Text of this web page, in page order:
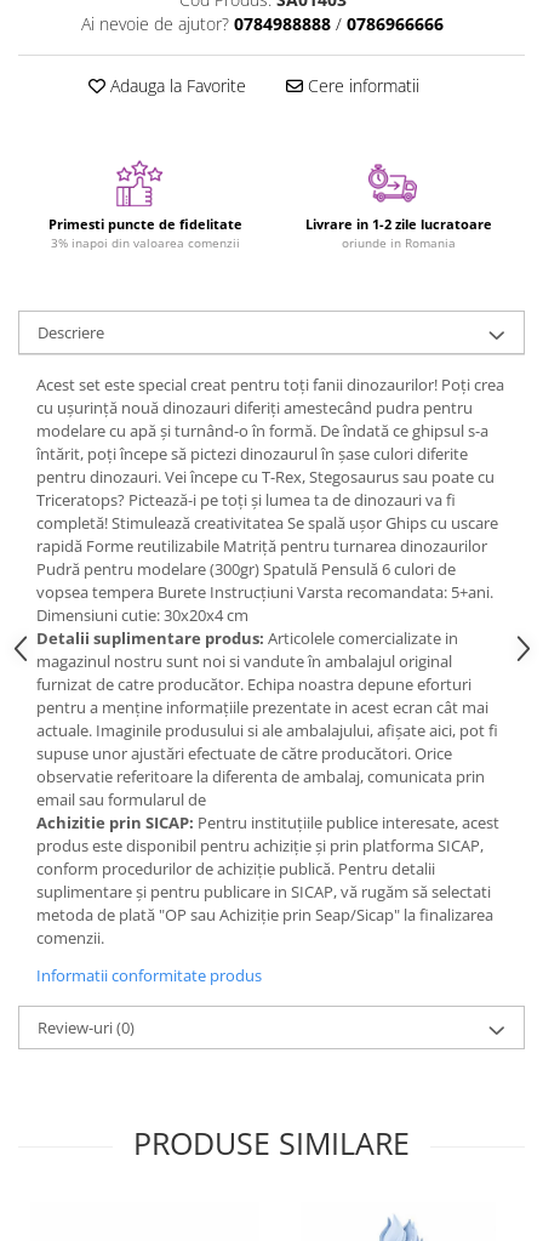
Figurine plus
Figurine
Jucarii Montessori
Jucarii cu alfabet
Jucarii cu cifre
Seturi Numberblocks
Jucarii fructe si legume
Puzzle-uri
Puzzle clasic
Puzzle incastru
Puzzle de podea
IQ puzzle
Jucarii bebelusi
Jucarii de baie
Zornaitoare
Jucarii dentitie
Jucarii senzoriale
Jucarii motrice pentru bebelusi
Saltele de activitati pentru bebe
Jucarii de sortat
Jucarii muzicale bebelusi
Puzzle bebelusi
Ai nevoie de ajutor? 0784988888 / 0786966666
Adauga la Favorite Cere informatii
Primesti puncte de fidelitate
3% inapoi din valoarea comenzii
Livrare in 1-2 zile lucratoare
oriunde in Romania
Descriere
Acest set este special creat pentru toți fanii dinozaurilor! Poți crea
cu ușurință nouă dinozauri diferiți amestecând pudra pentru
modelare cu apă și turnând-o în formă. De îndată ce ghipsul s-a
întărit, poți începe să pictezi dinozaurul în șase culori diferite
pentru dinozauri. Vei începe cu T-Rex, Stegosaurus sau poate cu
Triceratops? Pictează-i pe toți și lumea ta de dinozauri va fi
completă! Stimulează creativitatea Se spală ușor Ghips cu uscare
rapidă Forme reutilizabile Matriță pentru turnarea dinozaurilor
Pudră pentru modelare (300gr) Spatulă Pensulă 6 culori de
vopsea tempera Burete Instrucțiuni Varsta recomandata: 5+ani.
Dimensiuni cutie: 30x20x4 cm
Detalii suplimentare produs: Articolele comercializate in
magazinul nostru sunt noi si vandute în ambalajul original
furnizat de catre producător. Echipa noastra depune eforturi
pentru a menține informațiile prezentate in acest ecran cât mai
actuale. Imaginile produsului si ale ambalajului, afișate aici, pot fi
supuse unor ajustări efectuate de către producători. Orice
observatie referitoare la diferenta de ambalaj, comunicata prin
email sau formularul de
Achizitie prin SICAP: Pentru instituțiile publice interesate, acest
produs este disponibil pentru achiziție și prin platforma SICAP,
conform procedurilor de achiziție publică. Pentru detalii
suplimentare și pentru publicare in SICAP, vă rugăm să selectati
metoda de plată "OP sau Achiziție prin Seap/Sicap" la finalizarea
comenzii.
Informatii conformitate produs
Review-uri(0)
PRODUSE SIMILARE